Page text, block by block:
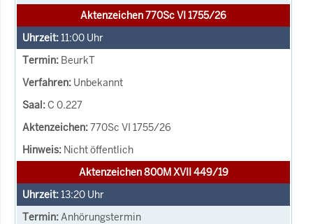
Aktenzeichen 770Sc VI 1755/26
11:00 Uhr
BeurkT
Unbekannt
C 0.227
770Sc VI 1755/26
Nicht öffentlich
Aktenzeichen 800M XVII 449/19
13:20 Uhr
Anhörungstermin